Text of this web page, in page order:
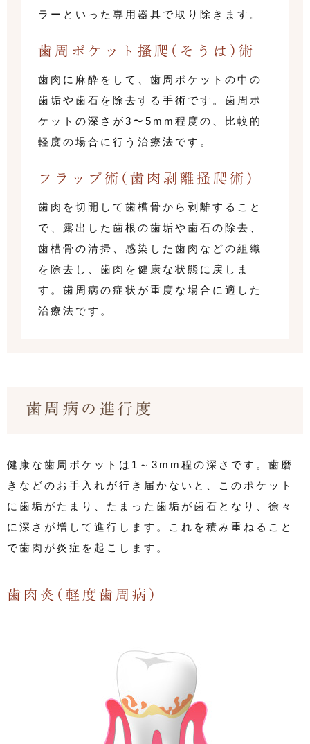
ラーといった専用器具で取り除きます。
歯周ポケット搔爬(そうは)術
歯肉に麻酔をして、歯周ポケットの中の
歯垢や歯石を除去する手術です。歯周ポ
ケットの深さが3〜5mm程度の、比較的
軽度の場合に行う治療法です。
フラップ術(歯肉剥離掻爬術)
歯肉を切開して歯槽骨から剥離すること
で、露出した歯根の歯垢や歯石の除去、
歯槽骨の清掃、感染した歯肉などの組織
を除去し、歯肉を健康な状態に戻しま
す。歯周病の症状が重度な場合に適した
治療法です。
歯周病の進行度
健康な歯周ポケットは1～3mm程の深さです。歯磨
きなどのお手入れが行き届かないと、このポケット
に歯垢がたまり、たまった歯垢が歯石となり、徐々
に深さが増して進行します。これを積み重ねること
で歯肉が炎症を起こします。
歯肉炎(軽度歯周病)